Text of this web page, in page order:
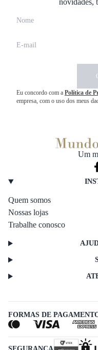
novidades,
Eu concordo com a Política de
empresa, com o uso dos meus
Um
Quem somos
Nossas lojas
Trabalhe conosco
FORMAS DE